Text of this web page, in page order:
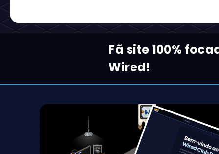
Fã site 100%
Wired!